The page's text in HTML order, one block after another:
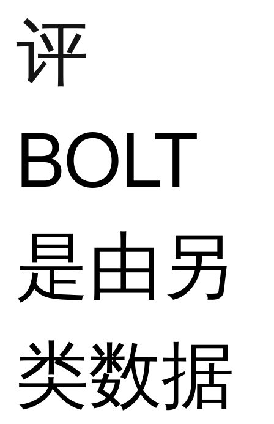
评
BOLT
是由另
类数据